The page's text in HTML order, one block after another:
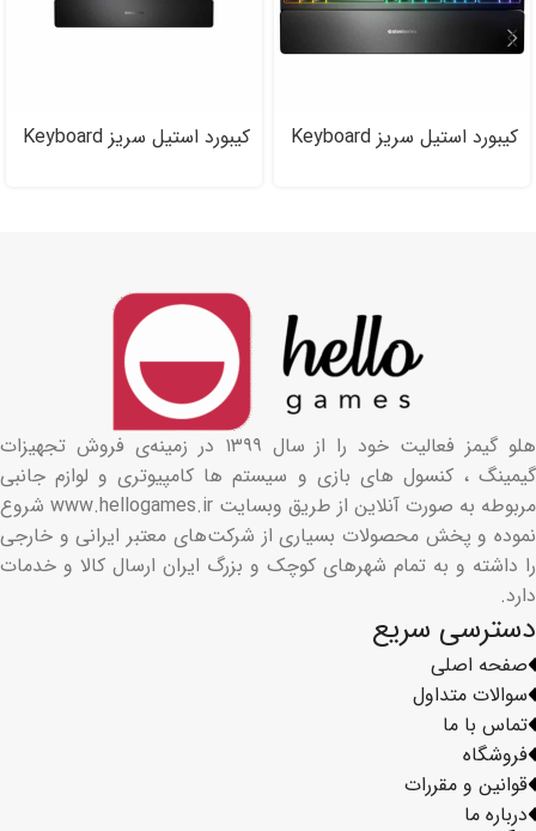
کیبورد استیل سریز Keyboard
کیبورد استیل سریز Keyboard
فروشگاه
قوانین و مقررات
درباره ما
دسترسی سریع
صفحه اصلی
سوالات متداول
تماس با ما
هلو گیمز فعالیت خود را از سال ۱۳۹۹ در زمینه‌ی فروش تجهیزات
گیمینگ ، کنسول های بازی و سیستم ها کامپیوتری و لوازم جانبی
مربوطه به صورت آنلاین از طریق وبسایت www.hellogames.ir شروع
نموده و پخش محصولات بسیاری از شرکت‌های معتبر ایرانی و خارجی
را داشته و به تمام شهرهای کوچک و بزرگ ایران ارسال کالا و خدمات
دارد.